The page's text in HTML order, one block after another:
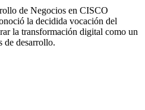
de Negocios en CISCO
la decidida vocación del
la transformación digital como un
de desarrollo.